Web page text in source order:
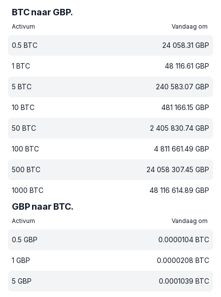
BTC naar GBP.
Activum Vandaag om
0.5 BTC 24 058.31 GBP
1 BTC 48 116.61 GBP
5 BTC 240 583.07 GBP
10 BTC 481 166.15 GBP
50 BTC 2 405 830.74 GBP
100 BTC 4 811 661.49 GBP
500 BTC 24 058 307.45 GBP
1000 BTC 48 116 614.89 GBP
GBP naar BTC.
Activum Vandaag om
0.5 GBP 0.0000104 BTC
1 GBP 0.0000208 BTC
5 GBP 0.0001039 BTC